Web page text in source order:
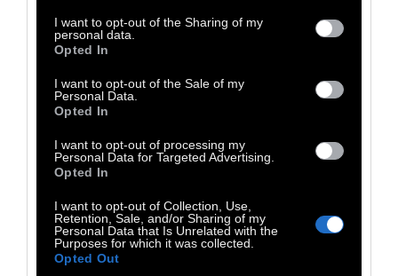
I want to opt-out of the Sharing of my
personal data.
Opted In
I want to opt-out of the Sale of my
Personal Data.
Opted In
I want to opt-out of processing my
Personal Data for Targeted Advertising.
Opted In
I want to opt-out of Collection, Use,
Retention, Sale, and/or Sharing of my
Personal Data that Is Unrelated with the
Purposes for which it was collected.
Opted Out
κανάλια, δώρα εκατομμυρίων για τους
ιδιοκτήτες καναλιών, αυξήσεις στα golden
Αθηναϊκό Πρακτορείο ΑΠΕ – ΜΠΕ.
Για την ιστορία ο ΣΥΡΙΖΑ αποχώρησε, ΚΚΕ,
Ελληνική Λύση και ΜέΡΑ25 καταψήφισαν ενώ
TAGS:
Ελλάδα ΜΜΕ